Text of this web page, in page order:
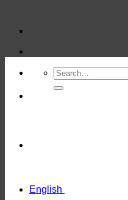
content
English